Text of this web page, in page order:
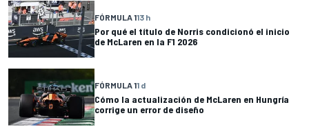
FÓRMULA 113 h
Por qué el título de Norris condicionó el inicio
de McLaren en la F1 2026
FÓRMULA 11 d
Cómo la actualización de McLaren en Hungría
corrige un error de diseño